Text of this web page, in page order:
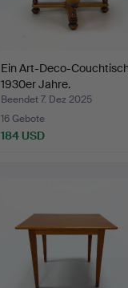
Ein Art-Deco-
1930er Jahre.
Beendet 7. Dez 2025
16 Gebote
184 USD